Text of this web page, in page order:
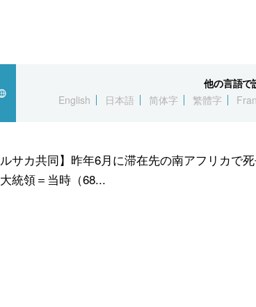
ツ・東京2020
他の言語で
English
日本語 简体字 繁體字
ルサカ共同】昨年6月に滞在先の南アフリカで
統領＝当時（68...